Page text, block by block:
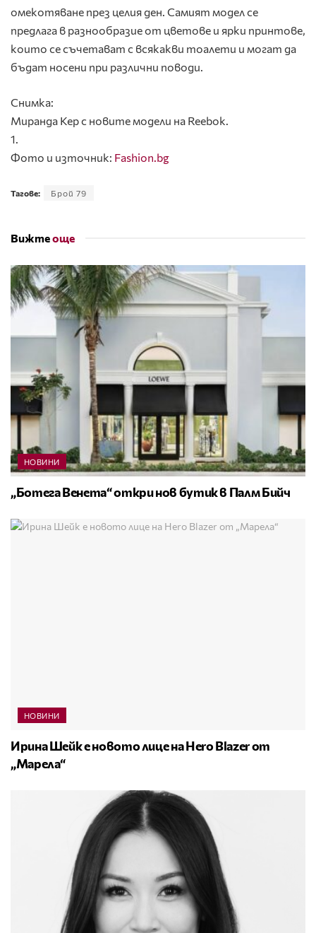
омекотяване през целия ден. Самият модел се
предлага в разнообразие от цветове и ярки принтове,
които се съчетават с всякакви тоалети и могат да
бъдат носени при различни поводи.
Снимка:
Миранда Кер с новите модели на Reebok.
1.
Фото и източник: Fashion.bg
Тагове: Брой 79
Вижтеоще
НОВИНИ
„Ботега Венета“ откри нов бутик в Палм Бийч
НОВИНИ
Ирина Шейк е новото лице на Hero Blazer от
„Марела“